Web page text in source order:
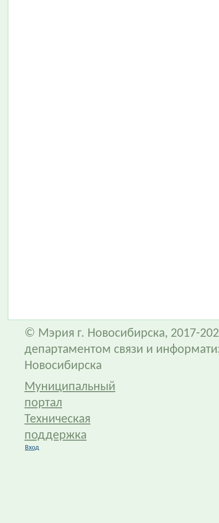
© Мэрия г. Новосибирска, 2017-
департаментом связи и
Новосибирска
Муниципальный
портал
Техническая
поддержка
Вход